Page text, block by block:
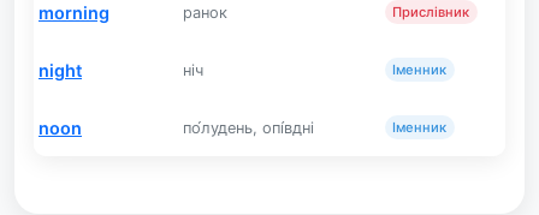
morning ранок Прислівник
night ніч Іменник
noon по́лудень, опі́вдні Іменник